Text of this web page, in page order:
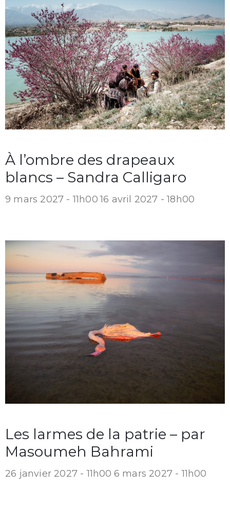
À l’ombre des drapeaux
blancs – Sandra Calligaro
9 mars 2027 - 11h00 16 avril 2027 - 18h00
Les larmes de la patrie – par
Masoumeh Bahrami
26 janvier 2027 - 11h00 6 mars 2027 - 11h00